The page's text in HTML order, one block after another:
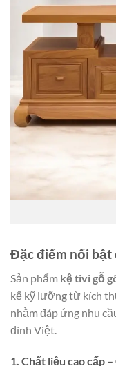
Đặc điểm nổi bật
Sản phẩm kệ tivi gỗ
kế kỹ lưỡng từ kích
nhằm đáp ứng nhu
đình Việt.
1. Chất liệu cao cấp